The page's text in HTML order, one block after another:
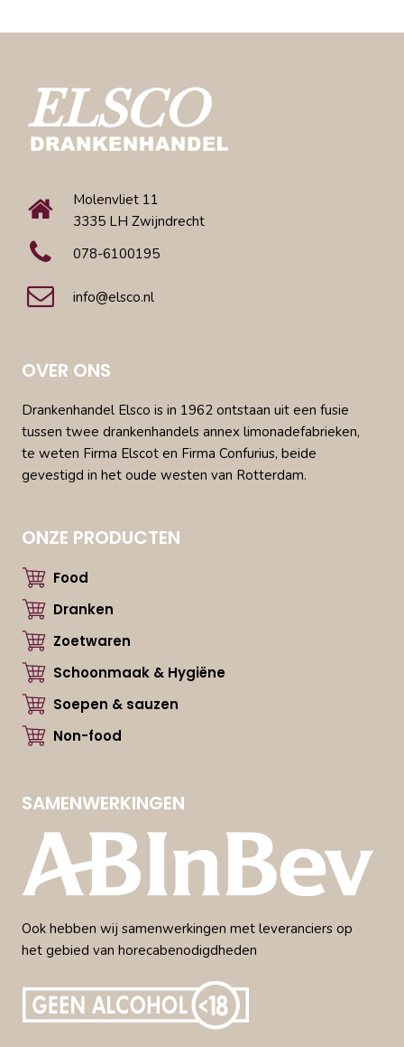
Molenvliet 11
3335 LH Zwijndrecht
078-6100195
info@elsco.nl
OVER ONS
Drankenhandel Elsco is in 1962 ontstaan uit een fusie
tussen twee drankenhandels annex limonadefabrieken,
te weten Firma Elscot en Firma Confurius, beide
gevestigd in het oude westen van Rotterdam.
ONZE PRODUCTEN
Food
Dranken
Zoetwaren
Schoonmaak & Hygiëne
Soepen & sauzen
Non-food
SAMENWERKINGEN
Ook hebben wij samenwerkingen met leveranciers op
het gebied van horecabenodigdheden